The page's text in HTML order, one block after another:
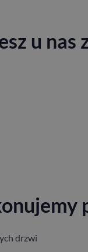
u nas
drzwi